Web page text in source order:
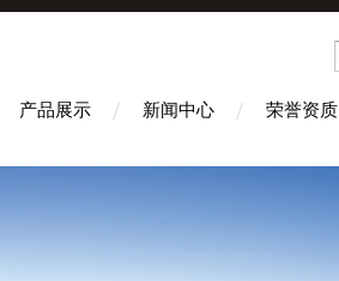
产品展示 新闻中心 荣誉资质